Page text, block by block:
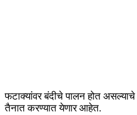
फटाक्यांवर बंदीचे पालन होत असल्याचे
तैनात करण्यात येणार आहेत.